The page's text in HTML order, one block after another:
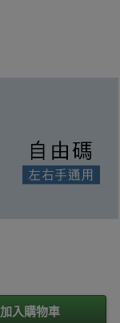
加入購物車